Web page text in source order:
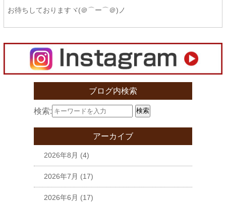
お待ちしておりますヾ(＠⌒ー⌒＠)ノ
ブログ内検索
検索: 検索
アーカイブ
2026年8月 (4)
2026年7月 (17)
2026年6月 (17)